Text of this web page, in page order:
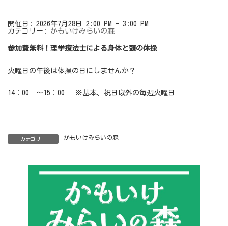
開催日: 2026年7月28日 2:00 PM - 3:00 PM
カテゴリー: かもいけみらいの森
参加費無料！理学療法士による身体と頭の体操
火曜日の午後は体操の日にしませんか？
14：00 ～15：00 ※基本、祝日以外の毎週火曜日
カテゴリー かもいけみらいの森